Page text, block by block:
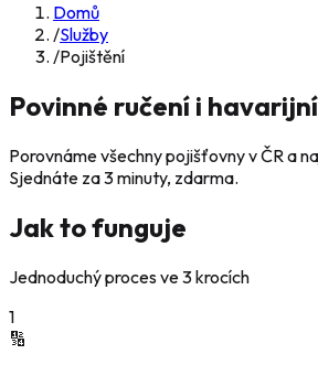
Domů
/Služby
/Pojištění
Povinné ručení i havarijní
Porovnáme všechny pojišťovny v ČR a
Sjednáte za 3 minuty, zdarma.
Jak to funguje
Jednoduchý proces ve 3 krocích
1
🔢